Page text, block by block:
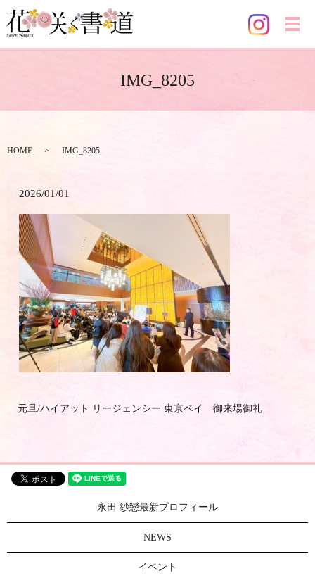
メ
IMG_8205
HOME IMG_8205
2026/01/01
元旦/ハイアット リージェンシー 東京ベイ 御来場御礼
永田 紗戀最新プロフィール
NEWS
イベント